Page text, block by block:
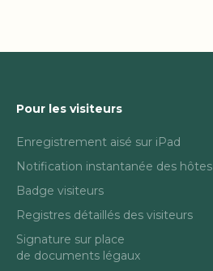
Pour les visiteurs
Enregistrement aisé sur iPad
Notification instantanée des hôtes
Badge visiteurs
Registres détaillés des visiteurs
Signature sur place
de documents légaux